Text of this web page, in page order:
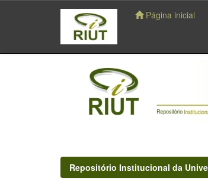
navigation
Página inicial
Repositório Institucional da